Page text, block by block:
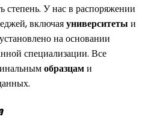
степень. У нас в распоряжении
включаяуниверситеты и
на основании
специализации. Все
образцами